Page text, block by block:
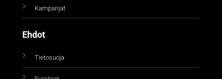
Kampanjat
Ehdot
Tietosuoja